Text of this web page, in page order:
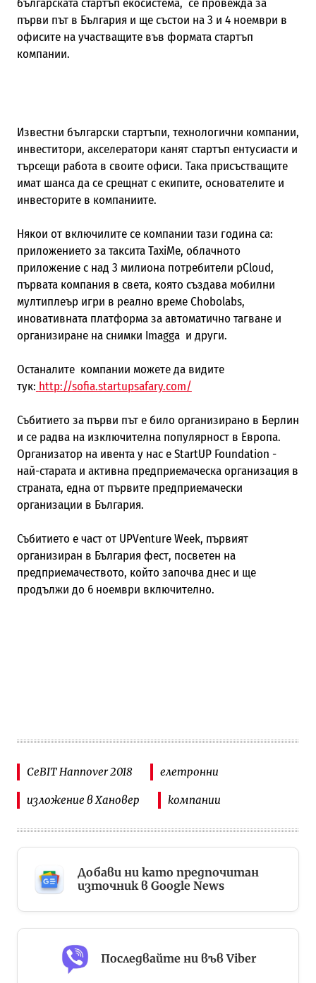
българската стартъп екосистема, се провежда за
първи път в България и ще състои на 3 и 4 ноември в
офисите на участващите във формата стартъп
компании.
Известни български стартъпи, технологични компании,
инвеститори, акселератори канят стартъп ентусиасти и
търсещи работа в своите офиси. Така присъстващите
имат шанса да се срещнат с екипите, основателите и
инвесторите в компаниите.
Някои от включилите се компании тази година са:
приложението за таксита TaxiMe, облачното
приложение с над 3 милиона потребители pCloud,
първата компания в света, която създава мобилни
мултиплеър игри в реално време Chobolabs,
иновативната платформа за автоматично тагване и
организиране на снимки Imagga и други.
Останалите компании можете да видите
тук: http://sofia.startupsafary.com/
Събитието за първи път е било организирано в Берлин
и се радва на изключителна популярност в Европа.
Организатор на ивента у нас е StartUP Foundation -
най-старата и активна предприемаческа организация в
страната, една от първите предприемачески
организации в България.
Събитието е част от UPVenture Week, първият
организиран в България фест, посветен на
предприемачеството, който започва днес и ще
продължи до 6 ноември включително.
CeBIT Hannover 2018 елетронни
изложение в Хановер компании
Добави ни като предпочитан
източник в Google News
Последвайте ни във Viber